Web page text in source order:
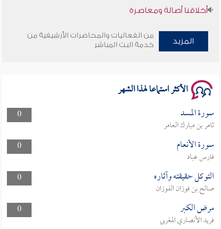
أخلاقنا أصالة ومعاصرة
وأمنهم من خوف 9
المزيد
من الفعاليات والمحاضرات الأرشيفية من
خدمة البث المباشر
الأكثر استماعا لهذا الشهر
0 سورة المسد
ثامر بن مبارك العامر
0
سورة الأنعام
فارس عباد
0
التوكل حقيقته وآثاره
صالح بن فوزان الفوزان
0
مرض الكبر
فريد الأنصاري المغربي